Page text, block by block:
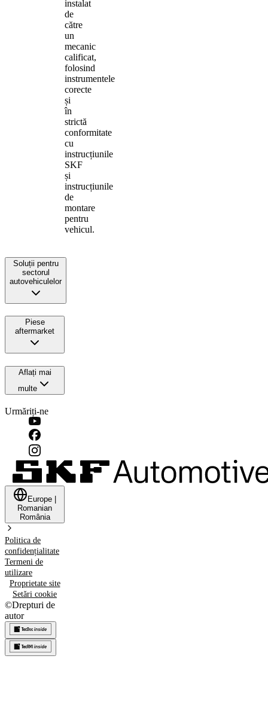
instalat
de
către
un
mecanic
calificat,
folosind
instrumentele
corecte
și
în
strictă
conformitate
cu
instrucțiunile
SKF
și
instrucțiunile
de
montare
pentru
vehicul.
Soluții pentru
sectorul
autovehiculelor
Piese
aftermarket
Aflați mai
multe
Urmăriți-ne
Europe
Romanian
România
Politica de
confidențialitate
Termeni de
utilizare
Proprietate site
Setări cookie
©Drepturi de
autor